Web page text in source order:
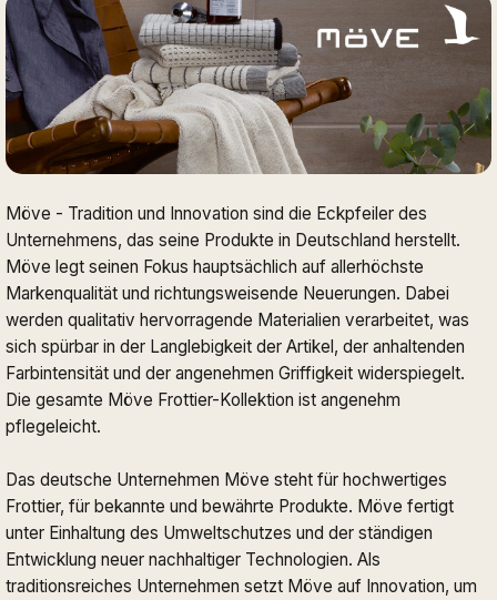
Möve - Tradition und Innovation sind die Eckpfeiler des
Unternehmens, das seine Produkte in Deutschland herstellt.
Möve legt seinen Fokus hauptsächlich auf allerhöchste
Markenqualität und richtungsweisende Neuerungen. Dabei
werden qualitativ hervorragende Materialien verarbeitet, was
sich spürbar in der Langlebigkeit der Artikel, der anhaltenden
Farbintensität und der angenehmen Griffigkeit widerspiegelt.
Die gesamte Möve Frottier-Kollektion ist angenehm
pflegeleicht.
Das deutsche Unternehmen Möve steht für hochwertiges
Frottier, für bekannte und bewährte Produkte. Möve fertigt
unter Einhaltung des Umweltschutzes und der ständigen
Entwicklung neuer nachhaltiger Technologien. Als
traditionsreiches Unternehmen setzt Möve auf Innovation, um